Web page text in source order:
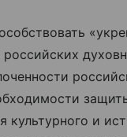
культурного и